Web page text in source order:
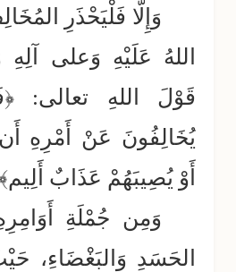
وَإِلَّا فَلْيَحْذَرِ
اللهُ عَلَيْهِ وَعلى
قَوْلَ اللهِ تعالى:
يُخَالِفُونَ عَنْ أَمْرِهِ
أَوْ يُصِيبَهُمْ عَذَابٌ
وَمِن جُمْلَةِ
الحَسَدِ وَالبَغْضَاءِ،